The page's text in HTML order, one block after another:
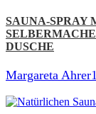
SAUNA-SPRAY
DUSCHE
Margareta Ahrer